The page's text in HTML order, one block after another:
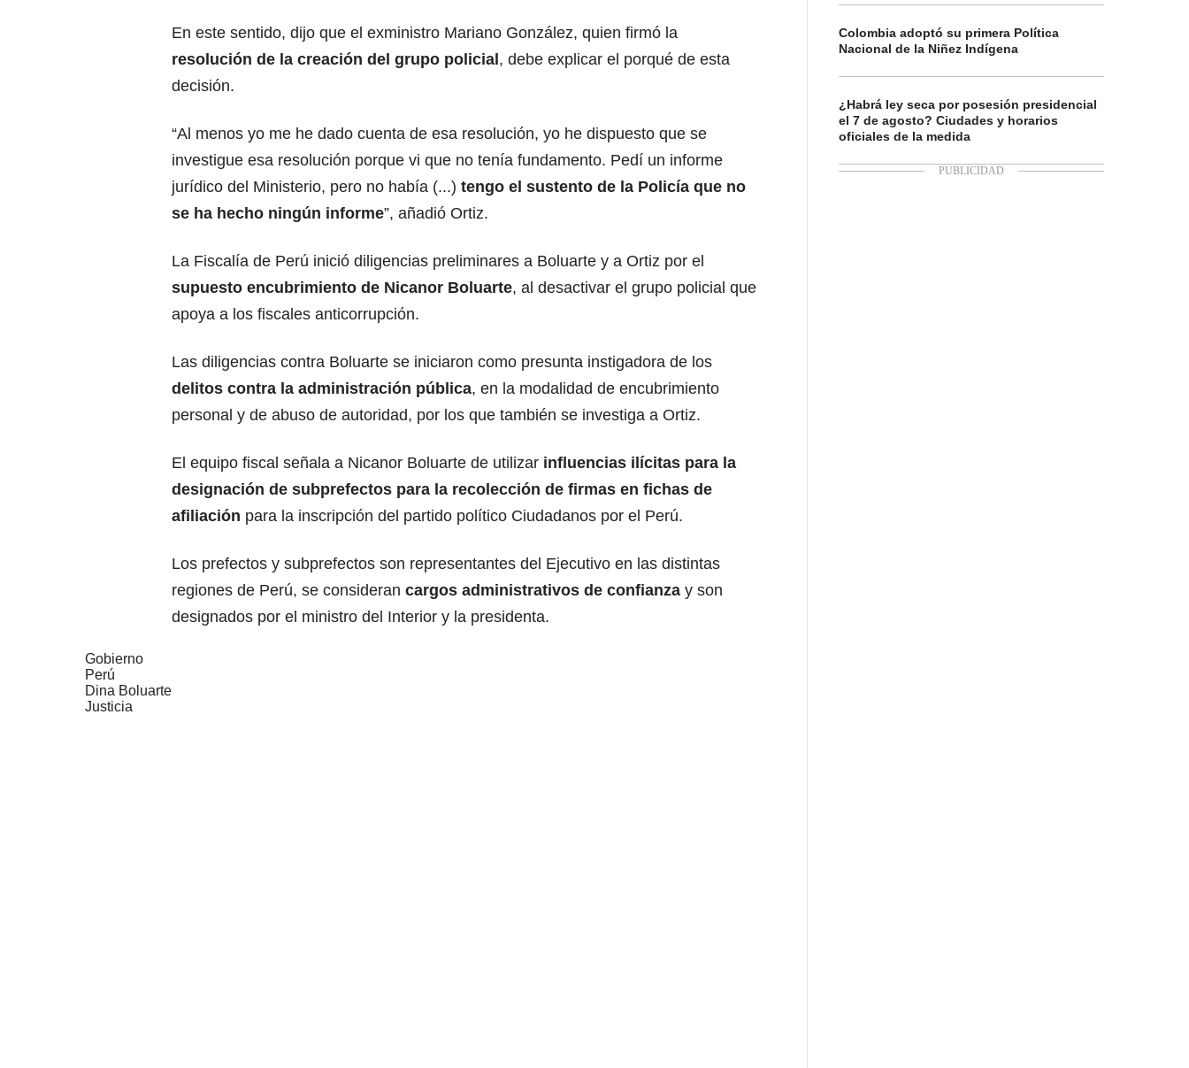
En este sentido, dijo que el exministro Mariano González, quien firmó la
resolución de la creación del grupo policial , debe explicar el porqué de esta
decisión.
“Al menos yo me he dado cuenta de esa resolución, yo he dispuesto que se
investigue esa resolución porque vi que no tenía fundamento. Pedí un informe
jurídico del Ministerio, pero no había (...) tengo el sustento de la Policía que no
se ha hecho ningún informe”, añadió Ortiz.
La Fiscalía de Perú inició diligencias preliminares a Boluarte y a Ortiz por el
supuesto encubrimiento de Nicanor Boluarte, al desactivar el grupo policial que
apoya a los fiscales anticorrupción.
Las diligencias contra Boluarte se iniciaron como presunta instigadora de los
delitos contra la administración pública, en la modalidad de encubrimiento
personal y de abuso de autoridad, por los que también se investiga a Ortiz.
El equipo fiscal señala a Nicanor Boluarte de utilizar influencias ilícitas para la
designación de subprefectos para la recolección de firmas en fichas de
afiliación para la inscripción del partido político Ciudadanos por el Perú.
Los prefectos y subprefectos son representantes del Ejecutivo en las distintas
regiones de Perú, se consideran cargos administrativos de confianza y son
designados por el ministro del Interior y la presidenta.
Gobierno
Perú
Dina Boluarte
Justicia
Colombia adoptó su primera Política
Nacional de la Niñez Indígena
¿Habrá ley seca por posesión presidencial
el 7 de agosto? Ciudades y horarios
oficiales de la medida